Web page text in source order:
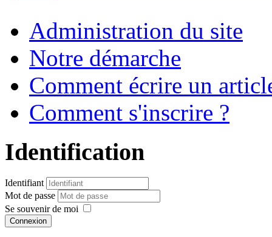
Administration du site
Notre démarche
Comment écrire un
Comment s'inscrire ?
Identification
Identifiant
Mot de passe
Se souvenir de moi
Connexion